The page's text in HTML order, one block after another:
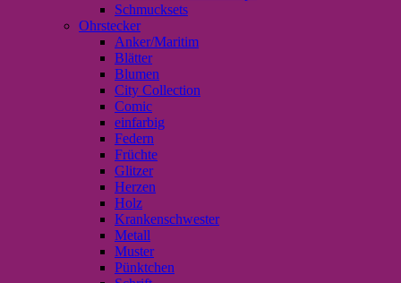
Schmucksets
Ohrstecker
Anker/Maritim
Blätter
Blumen
City Collection
Comic
einfarbig
Federn
Früchte
Glitzer
Herzen
Holz
Krankenschwester
Metall
Muster
Pünktchen